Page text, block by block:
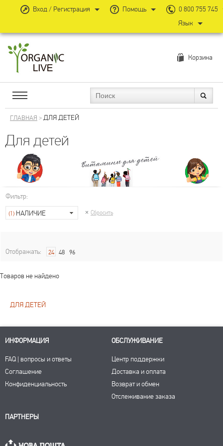
Корзина
ГЛАВНАЯ >ДЛЯ ДЕТЕЙ
Для детей
Фильтр:
(1) НАЛИЧИЕ Сбросить
Отображать: 24 48 96
Товаров не найдено
Вход / Регистрация Помощь
0 800 755 745
Язык
ДЛЯ ДЕТЕЙ
ИНФОРМАЦИЯ
FAQ | вопросы и ответы
Соглашение
Конфиденциальность
ОБСЛУЖИВАНИЕ
Центр поддержки
Доставка и оплата
Возврат и обмен
Отслеживание заказа
ПАРТНЕРЫ